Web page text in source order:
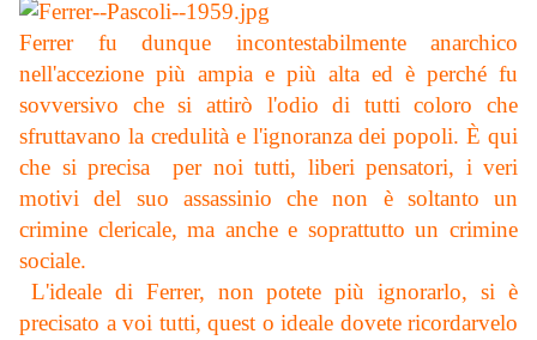
Ferrer fu dunque incontestabilmente anarchico
nell'accezione più ampia e più alta ed è perché fu
sovversivo che si attirò l'odio di tutti coloro che
sfruttavano la credulità e l'ignoranza dei popoli. È qui
che si precisa per noi tutti, liberi pensatori, i veri
motivi del suo assassinio che non è soltanto un
crimine clericale, ma anche e soprattutto un crimine
sociale.
L'ideale di Ferrer, non potete più ignorarlo, si è
precisato a voi tutti, quest o ideale dovete ricordarvelo